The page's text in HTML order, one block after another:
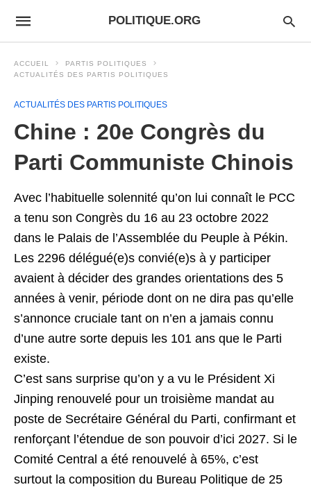
POLITIQUE.ORG
ACCUEIL
PARTIS POLITIQUES
ACTUALITÉS DES PARTIS POLITIQUES
ACTUALITÉS DES PARTIS POLITIQUES
Chine : 20e Congrès du
Parti Communiste Chinois
Avec l’habituelle solennité qu’on lui connaît le PCC
a tenu son Congrès du 16 au 23 octobre 2022
dans le Palais de l’Assemblée du Peuple à Pékin.
Les 2296 délégué(e)s convié(e)s à y participer
avaient à décider des grandes orientations des 5
années à venir, période dont on ne dira pas qu’elle
s’annonce cruciale tant on n’en a jamais connu
d’une autre sorte depuis les 101 ans que le Parti
existe.
C’est sans surprise qu’on y a vu le Président Xi
Jinping renouvelé pour un troisième mandat au
poste de Secrétaire Général du Parti, confirmant et
renforçant l’étendue de son pouvoir d’ici 2027. Si le
Comité Central a été renouvelé à 65%, c’est
surtout la composition du Bureau Politique de 25